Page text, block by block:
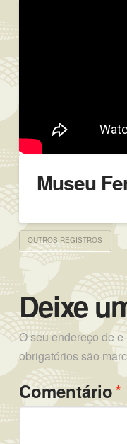
Museu
OUTROS REGISTROS
Deixe
O seu endereço de
obrigatórios são
Comentário*